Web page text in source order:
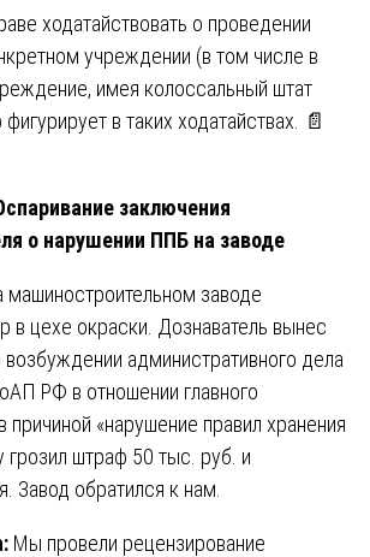
ходатайствовать о проведении
учреждении (в том числе в
имея колоссальный штат
в таких ходатайствах. 📄
заключения
о нарушении ППБ на заводе
машиностроительном заводе
в цехе окраски. Дознаватель вынес
возбуждении административного дела
РФ в отношении главного
причиной «нарушение правил хранения
штраф 50 тыс. руб. и
Завод обратился к нам.
Мы провели рецензирование